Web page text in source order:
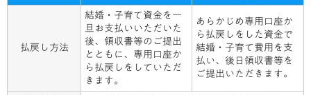
払戻し方法
結婚・子育て資金を一
旦お支払いいただいた
後、領収書等のご提出
とともに、専用口座か
ら払戻しをしていただ
きます。
あらかじめ専用口座か
ら払戻しをした資金で
結婚・子育て費用を支
払い、後日領収書等を
ご提出いただきます。